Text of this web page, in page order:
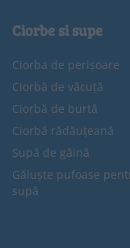
Ciorbe si supe
Ciorba de perișoare
Ciorbă de văcuță
Ciorbă de burtă
Ciorbă rădăuțeană
Supă de găină
Găluște pufoase
supă